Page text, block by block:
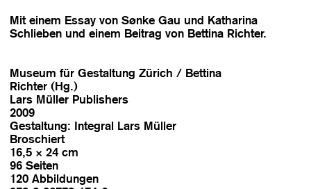
Mit einem Essay von Sønke Gau und Katharina
Schlieben und einem Beitrag von Bettina Richter.
Museum für Gestaltung Zürich / Bettina
Richter (Hg.)
Lars Müller Publishers
2009
Gestaltung: Integral Lars Müller
Broschiert
16,5 × 24 cm
96 Seiten
120 Abbildungen